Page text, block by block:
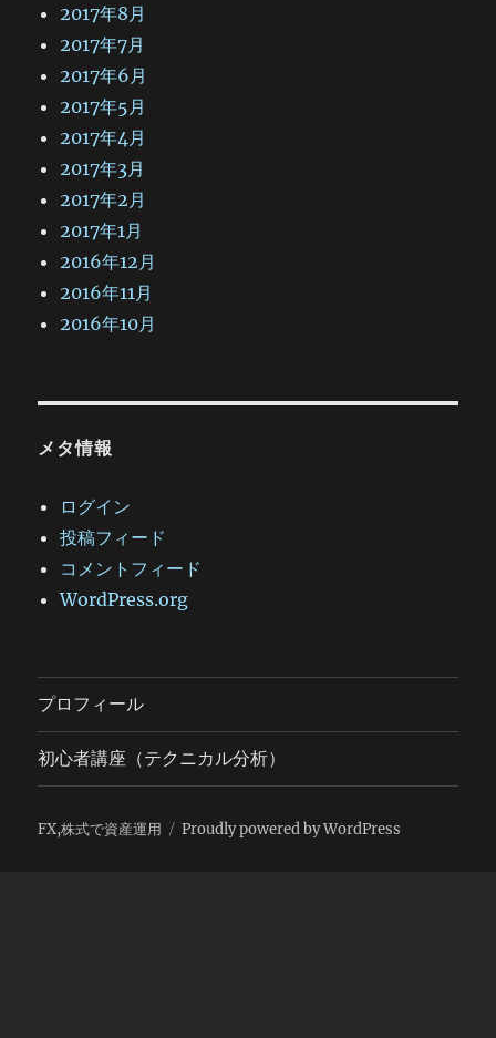
2017年8月
2017年7月
2017年6月
2017年5月
2017年4月
2017年3月
2017年2月
2017年1月
2016年12月
2016年11月
2016年10月
メタ情報
ログイン
投稿フィード
コメントフィード
WordPress.org
プロフィール
初心者講座（テクニカル分析）
FX,株式で資産運用 Proudly powered by WordPress